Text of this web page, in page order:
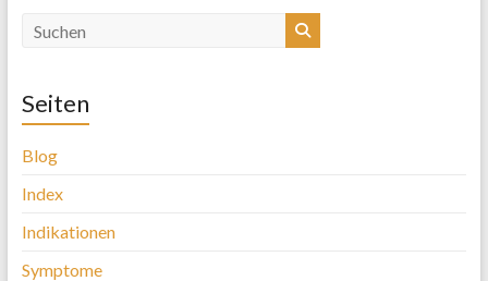
Seiten
Blog
Index
Indikationen
Symptome